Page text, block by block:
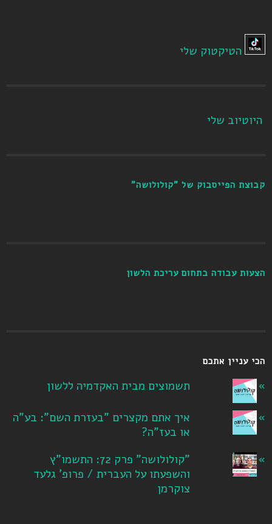
הטיקטוק שלי
היוטיוב שלי
קבוצת הפייסבוק של "קולולושה"
הצעות עבודה בתחום עריכת הלשון
הכי עניין אתכם
תשמוצים מבית האקדמיה ללשון
איך אתם מקצרים "בעזרת השם": בע"ה
או בעז"ה?
"קולולושה" פרק 72: התשמו"ץ
והשפעתו על העברית / פרופ' גלעד
צוקרמן